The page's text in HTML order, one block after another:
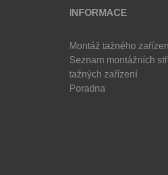
INFORMACE
Montáž tažného
Seznam montážních
tažných zařízení
Poradna